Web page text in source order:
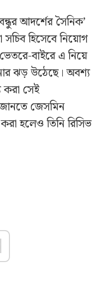
আদর্শের সৈনিক’
সচিব হিসেবে নিয়োগ
বাইরে এ নিয়ে
ঝড় উঠেছে। অবশ্য
করা সেই
জেসমিন
হলেও তিনি রিসিভ